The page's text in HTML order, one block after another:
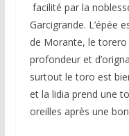
facilité par la
Garcigrande. L’épée
de Morante, le torero
profondeur et
surtout le toro est
et la lidia prend une
oreilles après une